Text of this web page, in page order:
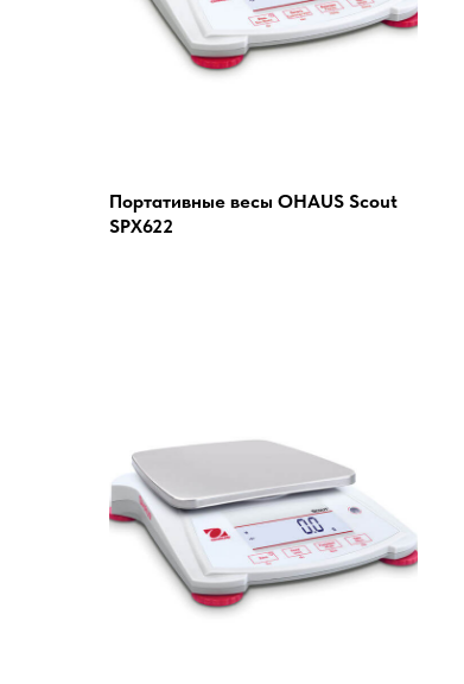
Портативные весы OHAUS Scout
SPX622